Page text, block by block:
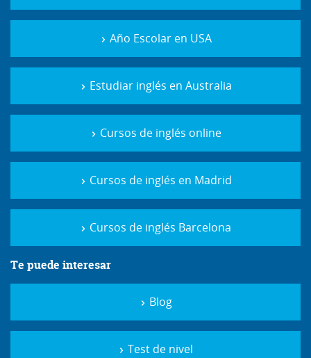
Año Escolar en USA
Estudiar inglés en Australia
Cursos de inglés online
Cursos de inglés en Madrid
Cursos de inglés Barcelona
Te puede interesar
Blog
Test de nivel